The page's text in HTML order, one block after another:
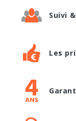
Suivi
Les